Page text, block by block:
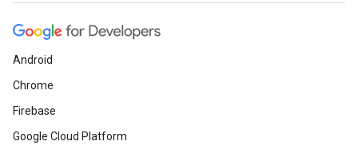
Android
Chrome
Firebase
Google Cloud Platform